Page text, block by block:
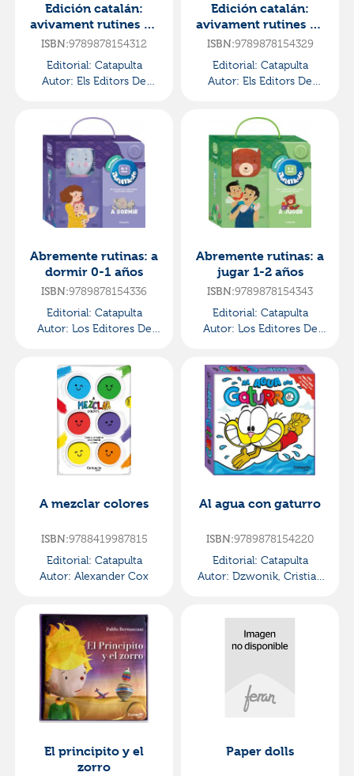
Edición catalán:
avivament rutines - a
jugar 1-2 anys
ISBN:9789878154312
Editorial: Catapulta
Autor: Els Editors De
Edición catalán:
avivament rutines - a
dormir 0-1 anys
ISBN:9789878154329
Editorial: Catapulta
Autor: Els Editors De
Abremente rutinas: a
dormir 0-1 años
ISBN:9789878154336
Editorial: Catapulta
Autor: Los Editores De
Abremente rutinas: a
jugar 1-2 años
ISBN:9789878154343
Editorial: Catapulta
Autor: Los Editores De
A mezclar colores
ISBN:9788419987815
Editorial: Catapulta
Autor: Alexander Cox
Al agua con gaturro
ISBN:9789878154220
Editorial: Catapulta
Autor: Dzwonik, Cristian
El principito y el
zorro
Paper dolls